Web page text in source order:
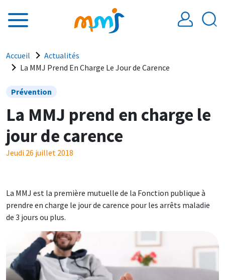
Fil d'Ariane
Accueil
Actualités
La MMJ Prend En Charge Le Jour de Carence
Prévention
La MMJ prend en charge le
jour de carence
Jeudi 26 juillet 2018
La MMJ est la première mutuelle de la Fonction publique à
prendre en charge le jour de carence pour les arrêts maladie
de 3 jours ou plus.